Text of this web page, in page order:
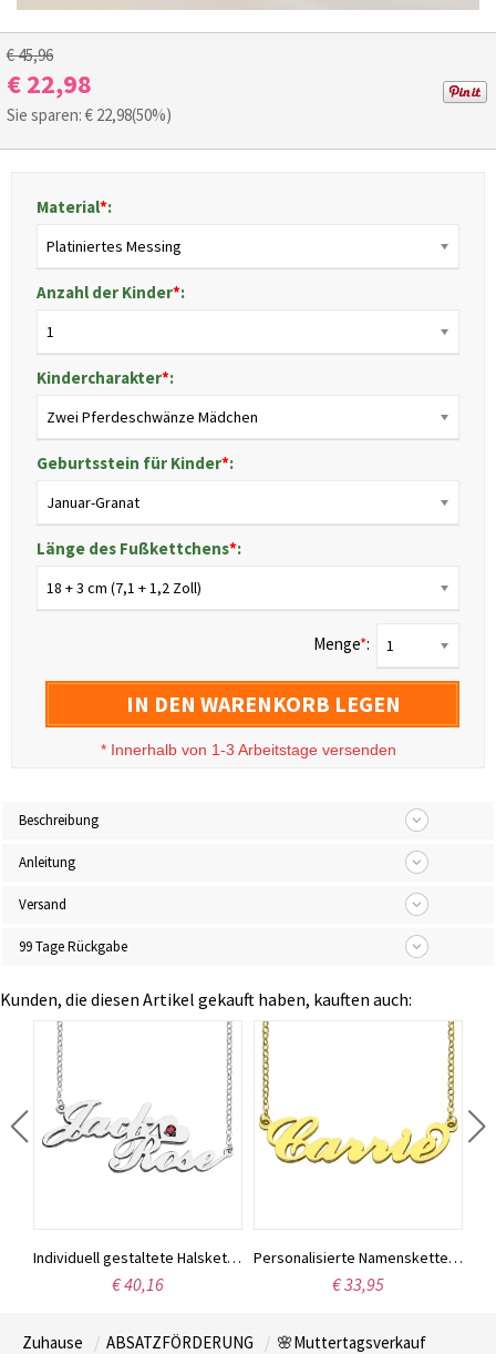
€ 45,96
€ 22,98
Sie sparen: € 22,98(50%)
Material*:
Platiniertes Messing
Anzahl der Kinder*:
1
Kindercharakter*:
Zwei Pferdeschwänze Mädchen
Geburtsstein für Kinder*:
Januar-Granat
Länge des Fußkettchens*:
18 + 3 cm (7,1 + 1,2 Zoll)
Menge*: 1
IN DEN WARENKORB LEGEN
* Innerhalb von 1-3 Arbeitstage versenden
Beschreibung
Anleitung
Versand
99 Tage Rückgabe
Kunden, die diesen Artikel gekauft haben, kauften auch:
Individuell gestaltete Halskette aus Sterlingsilber mit den Namen zweier Liebender
€ 40,16
Personalisierte Namenskette „Carrie“, 18 Karat vergoldet
€ 33,95
Zuhause ABSATZFÖRDERUNG 🌸Muttertagsverkauf